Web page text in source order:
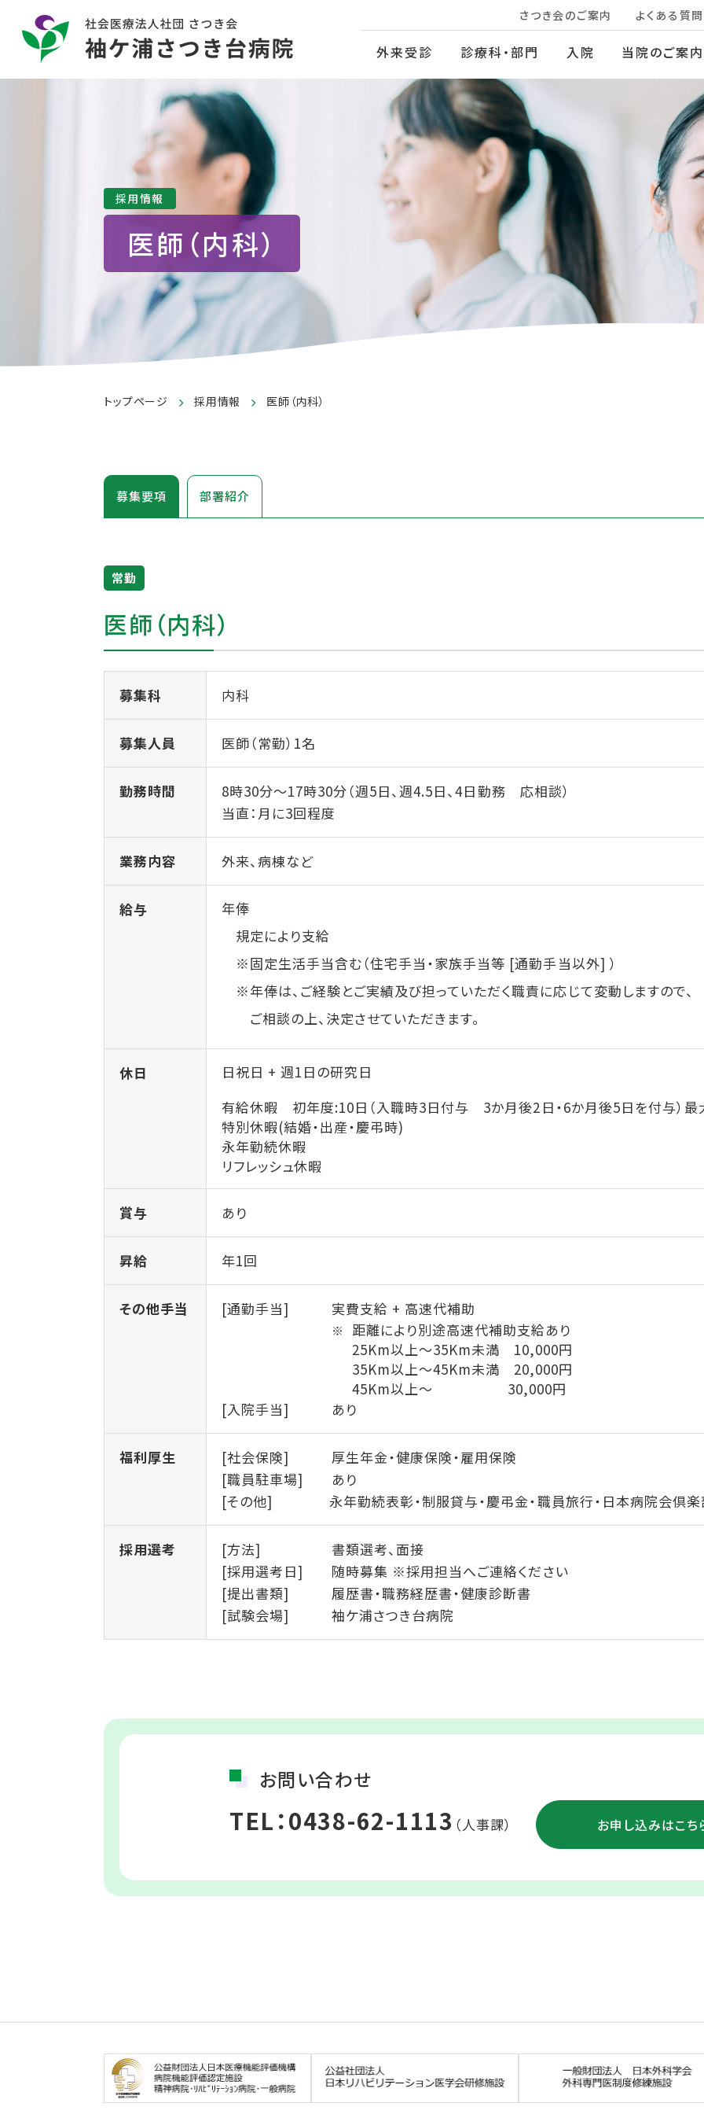
さつき会のご案内 よくある質問
外来受診 診療科・部門 入院 当院のご案内
採用情報
医師（内科）
トップページ 採用情報 医師（内科）
募集要項 部署紹介
常勤
医師（内科）
募集科 内科
募集人員 医師（常勤）1名
勤務時間
8時30分～17時30分（週5日、週4.5日、4日勤務 応相談）
当直：月に3回程度
業務内容 外来、病棟など
給与
年俸
規定により支給
※固定生活手当含む（住宅手当・家族手当等 [通勤手当以外] ）
※年俸は、ご経験とご実績及び担っていただく職責に応じて変動しますので、
ご相談の上、決定させていただきます。
休日
日祝日 + 週1日の研究日
有給休暇 初年度:10日（入職時3日付与 3か月後2日・6か月後5日を付与）最
特別休暇(結婚・出産・慶弔時)
永年勤続休暇
リフレッシュ休暇
賞与 あり
昇給 年1回
その他手当 [通勤手当] 実費支給 + 高速代補助
距離により別途高速代補助支給あり
25Km以上～35Km未満 10,000円
35Km以上～45Km未満 20,000円
45Km以上～ 30,000円
[入院手当] あり
福利厚生 [社会保険] 厚生年金・健康保険・雇用保険
[職員駐車場] あり
[その他]永年勤続表彰・制服貸与・慶弔金・職員旅行・日本病院会倶
採用選考 [方法] 書類選考、面接
[採用選考日] 随時募集 ※採用担当へご連絡ください
[提出書類] 履歴書・職務経歴書・健康診断書
[試験会場]袖ケ浦さつき台病院
お問い合わせ
TEL：0438-62-1113 （人事課） お申し込みはこち